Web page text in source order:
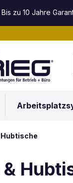
Bis zu 10 Jahre
Hubtische